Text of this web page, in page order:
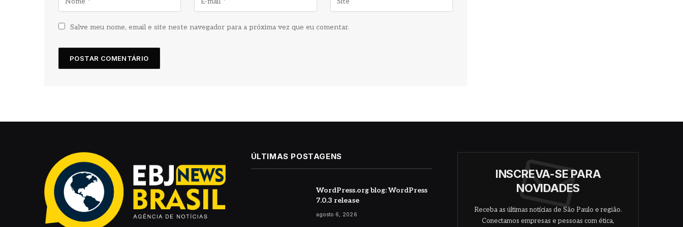
Salve meu nome, email e site neste navegador para a próxima vez que eu comentar.
ÚLTIMAS POSTAGENS
WordPress.org blog: WordPress
7.0.3 release
agosto 6, 2026
INSCREVA-SE PARA
NOVIDADES
Receba as últimas notícias de São Paulo e região.
Conectamos empresas e pessoas com ética,